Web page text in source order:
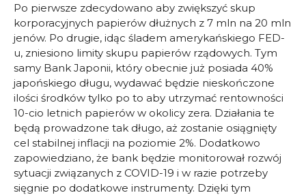
Po pierwsze zdecydowano aby zwiększyć skup
korporacyjnych papierów dłużnych z 7 mln na 20 mln
jenów. Po drugie, idąc śladem amerykańskiego FED-
u, zniesiono limity skupu papierów rządowych. Tym
samy Bank Japonii, który obecnie już posiada 40%
japońskiego długu, wydawać będzie nieskończone
ilości środków tylko po to aby utrzymać rentowności
10-cio letnich papierów w okolicy zera. Działania te
będą prowadzone tak długo, aż zostanie osiągnięty
cel stabilnej inflacji na poziomie 2%. Dodatkowo
zapowiedziano, że bank będzie monitorował rozwój
sytuacji związanych z COVID-19 i w razie potrzeby
sięgnie po dodatkowe instrumenty. Dzięki tym